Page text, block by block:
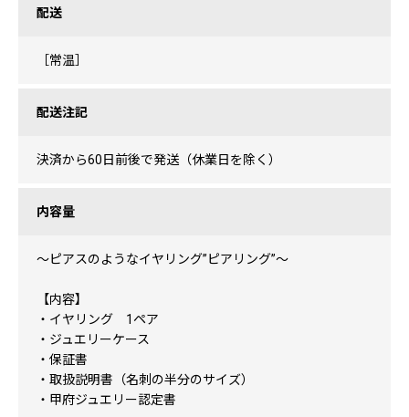
配送
［常温］
配送注記
決済から60日前後で発送（休業日を除く）
内容量
～ピアスのようなイヤリング”ピアリング”～
【内容】
・イヤリング 1ペア
・ジュエリーケース
・保証書
・取扱説明書（名刺の半分のサイズ）
・甲府ジュエリー認定書